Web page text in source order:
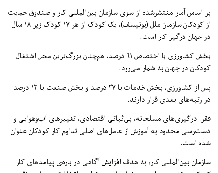
بر اساس آمار منتشرشده از سوی سازمان بین‌المللی کار و صندوق حمایت
از کودکان سازمان ملل (یونیسف)، یک کودک از هر ۱۷ کودک زیر ۱۸ سال
در جهان درگیر کار است.
بخش کشاورزی با اختصاص ۶۱ درصد، هم‌چنان بزرگ‌ترین محل اشتغال
کودکان در جهان به شمار می‌رود.
پس از کشاورزی، بخش خدمات با ۲۷ درصد و بخش صنعت با ۱۳ درصد
در رتبه‌های بعدی قرار دارند.
فقر، درگیری‌های مسلحانه، بی‌ثباتی اقتصادی، تغییرهای آب‌وهوایی و
دست‌رسی محدود به آموزش از عامل‌های اصلی تداوم کار کودکان عنوان
شده است.
سازمان بین‌المللی کار، به هدف افزایش آگاهی در باره‌ی پیامدهای کار